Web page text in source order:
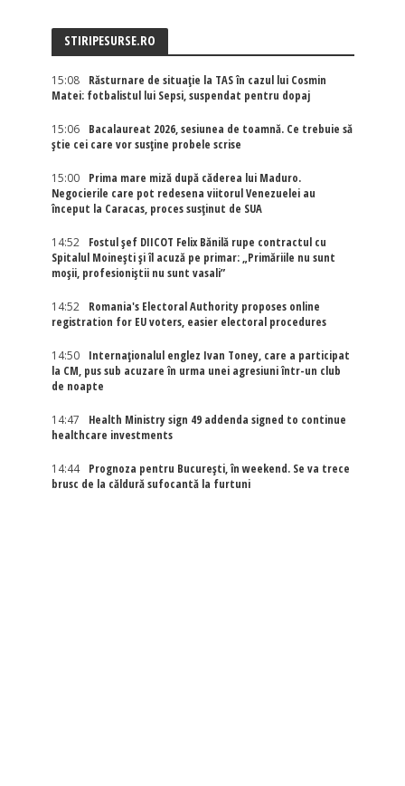
STIRIPESURSE.RO
15:08
Răsturnare de situație la TAS în cazul lui Cosmin
Matei: fotbalistul lui Sepsi, suspendat pentru dopaj
15:06
Bacalaureat 2026, sesiunea de toamnă. Ce trebuie să
știe cei care vor susține probele scrise
15:00
Prima mare miză după căderea lui Maduro.
Negocierile care pot redesena viitorul Venezuelei au
început la Caracas, proces susținut de SUA
14:52
Fostul șef DIICOT Felix Bănilă rupe contractul cu
Spitalul Moinești și îl acuză pe primar: „Primăriile nu sunt
moșii, profesioniștii nu sunt vasali”
14:52
Romania's Electoral Authority proposes online
registration for EU voters, easier electoral procedures
14:50
Internaţionalul englez Ivan Toney, care a participat
la CM, pus sub acuzare în urma unei agresiuni într-un club
de noapte
14:47
Health Ministry sign 49 addenda signed to continue
healthcare investments
14:44
Prognoza pentru București, în weekend. Se va trece
brusc de la căldură sufocantă la furtuni